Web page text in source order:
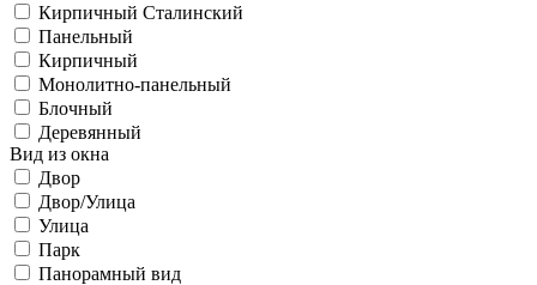
Кирпичный Сталинский
Панельный
Кирпичный
Монолитно-панельный
Блочный
Деревянный
Вид из окна
Двор
Двор/Улица
Улица
Парк
Панорамный вид